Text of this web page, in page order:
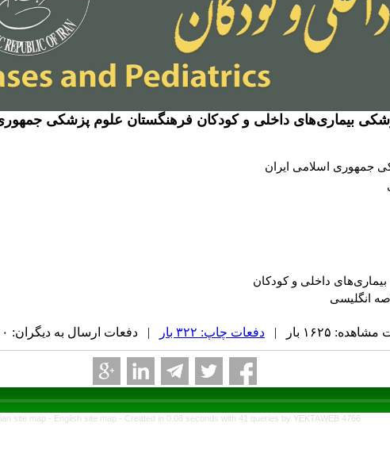
بیماری‌های داخلی و کودکان فرهنگستان علوم پزشکی
جمهوری اسلامی ایران
داخلی و کودکان
انگلیسی
۱۶۲۵ بار | دفعات چاپ: ۳۲۲ بار | دفعات ارسال به دیگران: ۰ بار |
site map - English site map - Created in 0.08 seconds with 41 queries by YEKTAWEB 4766